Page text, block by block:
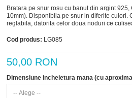
Bratara pe snur rosu cu banut din argint
10mm). Disponibila pe snur in diferite culori.
reglabila, datorita celor doua noduri ce
Cod produs: LG085
50,00 RON
Dimensiune incheietura mana (cu